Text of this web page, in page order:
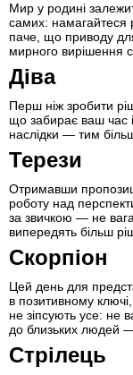
Мир у родині
самих: намагайтеся
паче, що приводу
мирного вирішення
Діва
Перш ніж зробити
що забирає ваш час
наслідки — тим
Терези
Отримавши
роботу над
за звичкою — не
випередять більш
Скорпіон
Цей день для
в позитивному
не зіпсують усе: не
до близьких людей
Стрілець